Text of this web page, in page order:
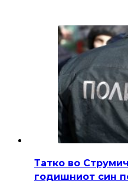
Татко во
годишниот син